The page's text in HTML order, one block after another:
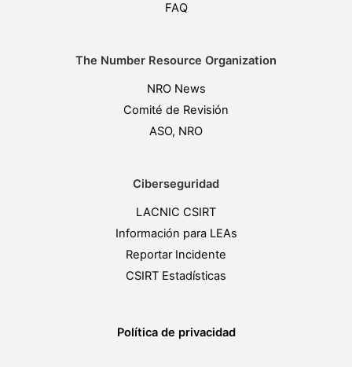
FAQ
The Number Resource Organization
NRO News
Comité de Revisión
ASO, NRO
Ciberseguridad
LACNIC CSIRT
Información para LEAs
Reportar Incidente
CSIRT Estadísticas
Política de privacidad